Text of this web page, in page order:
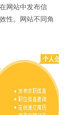
网站中发布信
性。网站不同角